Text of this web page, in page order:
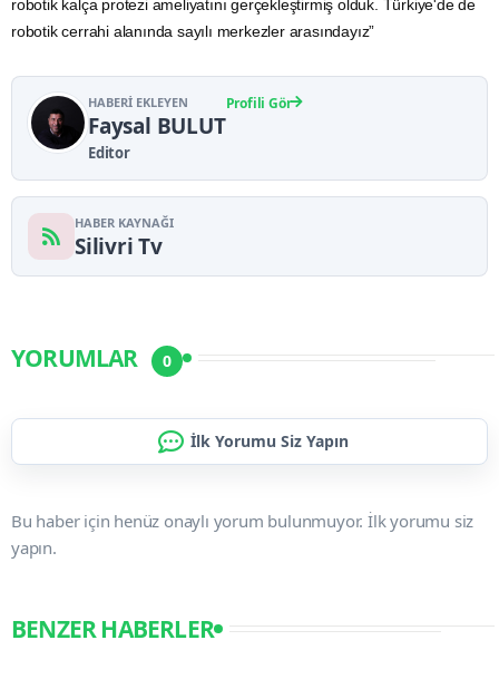
robotik kalça protezi ameliyatını gerçekleştirmiş olduk. Türkiye'de de
robotik cerrahi alanında sayılı merkezler arasındayız”
HABERI EKLEYEN
Faysal BULUT
Editor
Profili Gör
HABER KAYNAĞI
Silivri Tv
YORUMLAR 0
İlk Yorumu Siz Yapın
Bu haber için henüz onaylı yorum bulunmuyor. İlk yorumu siz
yapın.
BENZER HABERLER